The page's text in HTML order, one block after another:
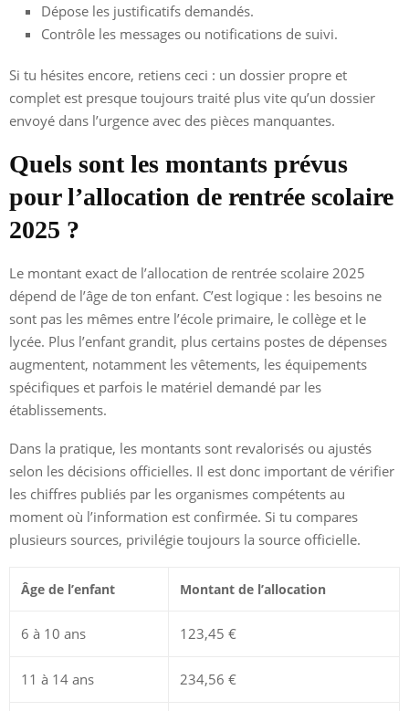
Dépose les justificatifs demandés.
Contrôle les messages ou notifications de suivi.
Si tu hésites encore, retiens ceci : un dossier propre et
complet est presque toujours traité plus vite qu’un dossier
envoyé dans l’urgence avec des pièces manquantes.
Quels sont les montants prévus
pour l’allocation de rentrée scolaire
2025 ?
Le montant exact de l’allocation de rentrée scolaire 2025
dépend de l’âge de ton enfant. C’est logique : les besoins ne
sont pas les mêmes entre l’école primaire, le collège et le
lycée. Plus l’enfant grandit, plus certains postes de dépenses
augmentent, notamment les vêtements, les équipements
spécifiques et parfois le matériel demandé par les
établissements.
Dans la pratique, les montants sont revalorisés ou ajustés
selon les décisions officielles. Il est donc important de vérifier
les chiffres publiés par les organismes compétents au
moment où l’information est confirmée. Si tu compares
plusieurs sources, privilégie toujours la source officielle.
Âge de l’enfant Montant de l’allocation
6 à 10 ans 123,45 €
11 à 14 ans 234,56 €